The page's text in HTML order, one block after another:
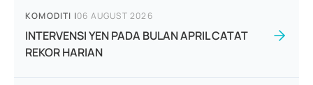
KOMODITI |06 AUGUST 2026
INTERVENSI YEN PADA BULAN APRIL CATAT
REKOR HARIAN